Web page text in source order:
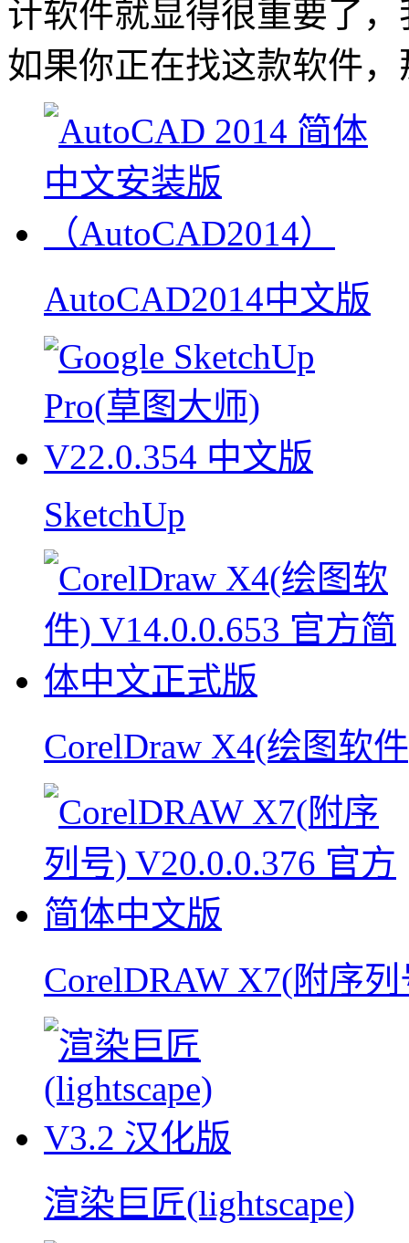
计软件就显得很重要了
如果你正在找这款软件
AutoCAD2014中文版
SketchUp
CorelDraw X4(绘图软
CorelDRAW X7(附序
渲染巨匠(lightscape)